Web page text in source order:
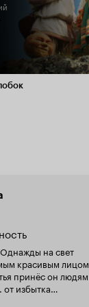
красивым лицом.
принёс он людям
избытка
покинул лоно